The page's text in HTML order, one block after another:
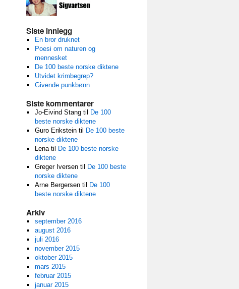
Siste innlegg
En bror druknet
Poesi om naturen og
mennesket
De 100 beste norske diktene
Utvidet krimbegrep?
Givende punkbønn
Siste kommentarer
Jo-Eivind Stangtil
De 100
beste norske diktene
Guro Eriksteintil
De 100 beste
norske diktene
Lenatil
De 100 beste norske
diktene
Greger Iversentil
De 100 beste
norske diktene
Arne Bergersentil
De 100
beste norske diktene
Arkiv
september 2016
august 2016
juli 2016
november 2015
oktober 2015
mars 2015
februar 2015
januar 2015